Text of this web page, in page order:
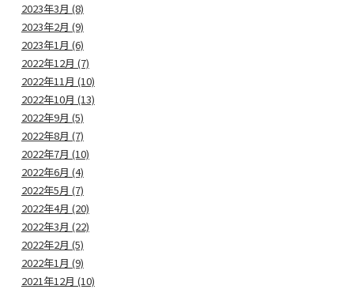
2023年3月 (8)
2023年2月 (9)
2023年1月 (6)
2022年12月 (7)
2022年11月 (10)
2022年10月 (13)
2022年9月 (5)
2022年8月 (7)
2022年7月 (10)
2022年6月 (4)
2022年5月 (7)
2022年4月 (20)
2022年3月 (22)
2022年2月 (5)
2022年1月 (9)
2021年12月 (10)